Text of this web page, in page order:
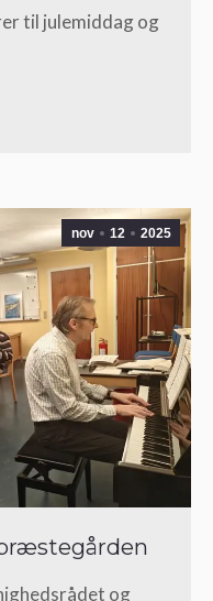
til julemiddag og
nov 12 2025
og